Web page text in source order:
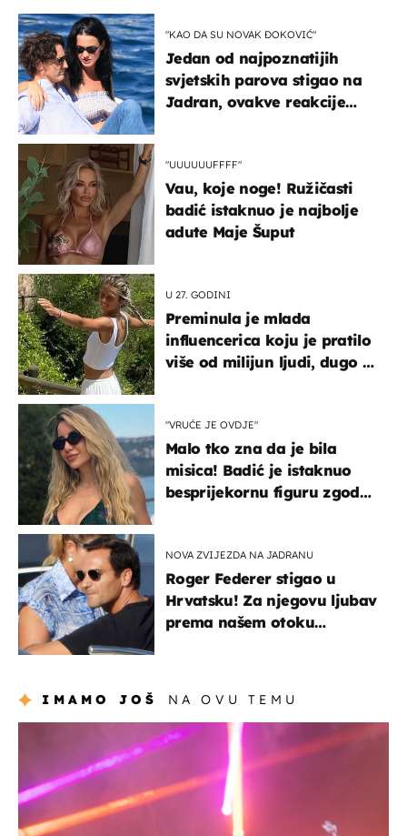
"KAO DA SU NOVAK ĐOKOVIĆ"
Jedan od najpoznatijih
svjetskih parova stigao na
Jadran, ovakve reakcije
"UUUUUUFFFF"
Vau, koje noge! Ružičasti
badić istaknuo je najbolje
adute Maje Šuput
U 27. GODINI
Preminula je mlada
influencerica koju je pratilo
više od milijun ljudi, dugo se
"VRUĆE JE OVDJE"
Malo tko zna da je bila
misica! Badić je istaknuo
besprijekornu figuru zgodne
NOVA ZVIJEZDA NA JADRANU
Roger Federer stigao u
Hrvatsku! Za njegovu ljubav
prema našem otoku
IMAMO JOŠ NA OVU TEMU